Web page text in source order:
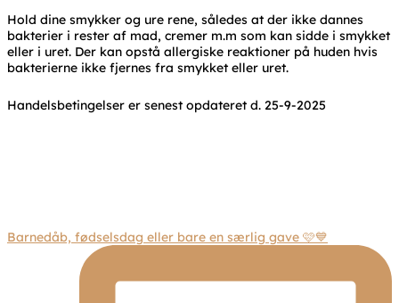
Hold dine smykker og ure rene, således at der ikke dannes
bakterier i rester af mad, cremer m.m som kan sidde i smykket
eller i uret. Der kan opstå allergiske reaktioner på huden hvis
bakterierne ikke fjernes fra smykket eller uret.
Handelsbetingelser er senest opdateret d. 25-9-2025
Barnedåb, fødselsdag eller bare en særlig gave 🩷💙